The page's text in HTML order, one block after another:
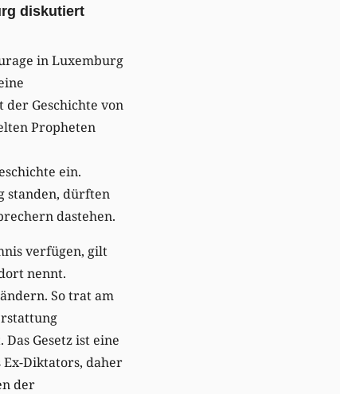
diskutiert
in Luxemburg
Geschichte von
Propheten
ein.
standen, dürften
dastehen.
verfügen, gilt
nennt.
So trat am
Gesetz ist eine
Diktators, daher
der